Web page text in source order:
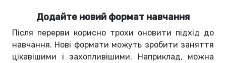
Додайте новий формат навчання
Після перерви корисно трохи оновити підхід до
навчання. Нові формати можуть зробити заняття
цікавішими і захопливішими. Наприклад, можна